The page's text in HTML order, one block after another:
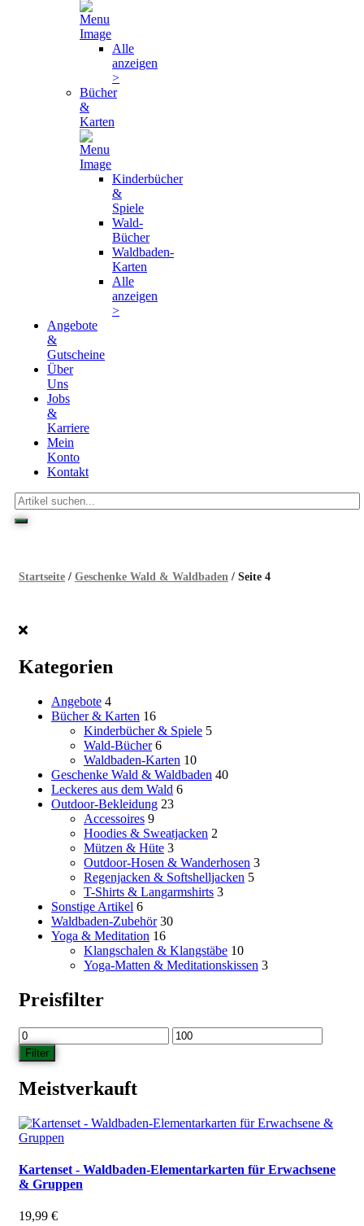
Alle
anzeigen
>
Bücher
&
Karten
Kinderbücher
&
Spiele
Wald-
Bücher
Waldbaden-
Karten
Alle
anzeigen
>
Angebote
&
Gutscheine
Über
Uns
Jobs
&
Karriere
Mein
Konto
Kontakt
Startseite / Geschenke Wald & Waldbaden / Seite 4
Kategorien
Angebote 4
Bücher & Karten 16
Kinderbücher & Spiele 5
Wald-Bücher 6
Waldbaden-Karten 10
Geschenke Wald & Waldbaden 40
Leckeres aus dem Wald 6
Outdoor-Bekleidung 23
Accessoires 9
Hoodies & Sweatjacken 2
Mützen & Hüte 3
Outdoor-Hosen & Wanderhosen 3
Regenjacken & Softshelljacken 5
T-Shirts & Langarmshirts 3
Sonstige Artikel 6
Waldbaden-Zubehör 30
Yoga & Meditation 16
Klangschalen & Klangstäbe 10
Yoga-Matten & Meditationskissen 3
Preisfilter
Min.
Preis
Max.
Preis
Filter
Meistverkauft
Kartenset - Waldbaden-Elementarkarten für Erwachsene
& Gruppen
19,99 €